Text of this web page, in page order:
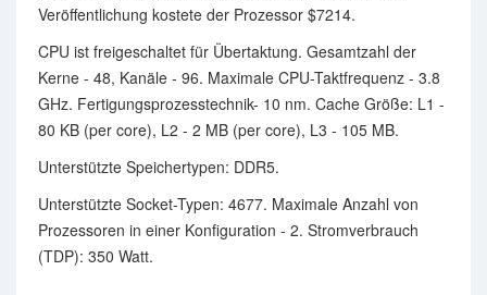
Veröffentlichung kostete der Prozessor $7214.
CPU ist freigeschaltet für Übertaktung. Gesamtzahl der
Kerne - 48, Kanäle - 96. Maximale CPU-Taktfrequenz - 3.8
GHz. Fertigungsprozesstechnik- 10 nm. Cache Größe: L1 -
80 KB (per core), L2 - 2 MB (per core), L3 - 105 MB.
Unterstützte Speichertypen: DDR5.
Unterstützte Socket-Typen: 4677. Maximale Anzahl von
Prozessoren in einer Konfiguration - 2. Stromverbrauch
(TDP): 350 Watt.